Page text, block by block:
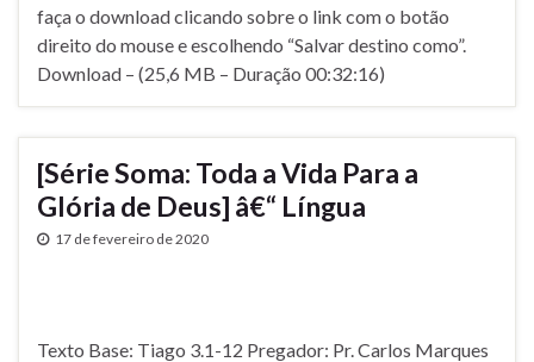
faça o download clicando sobre o link com o botão
direito do mouse e escolhendo “Salvar destino como”.
Download – (25,6 MB – Duração 00:32:16)
[Série Soma: Toda a Vida Para a
Glória de Deus] â€“ Lí­ngua
17 de fevereiro de 2020
Texto Base: Tiago 3.1-12 Pregador: Pr. Carlos Marques